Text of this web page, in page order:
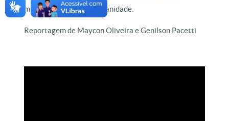
mudou a história da humanidade.
Reportagem de Maycon Oliveira e Genilson Pacetti